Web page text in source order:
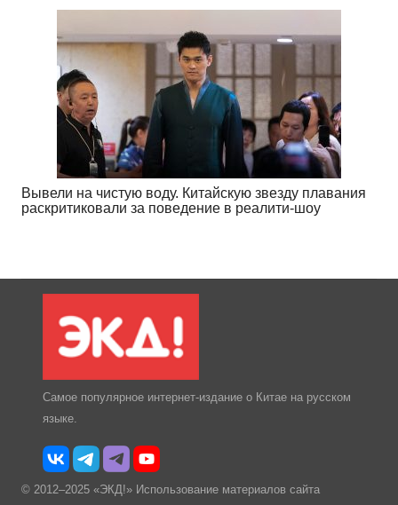
Вывели на чистую воду. Китайскую звезду плавания
раскритиковали за поведение в реалити-шоу
Самое популярное интернет-издание о Китае на русском
языке.
© 2012–2025 «ЭКД!» Использование материалов сайта